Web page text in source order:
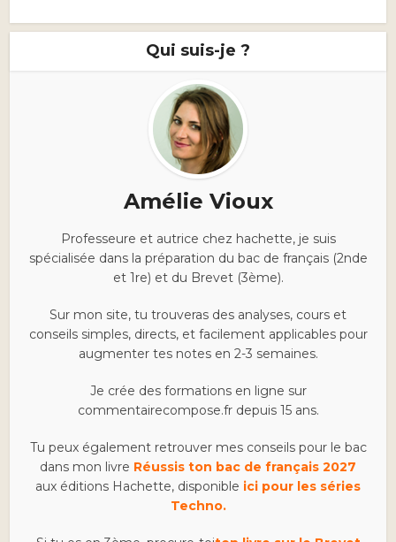
Qui suis-je ?
Amélie Vioux
Professeure et autrice chez hachette, je suis
spécialisée dans la préparation du bac de français (2nde
et 1re) et du Brevet (3ème).
Sur mon site, tu trouveras des analyses, cours et
conseils simples, directs, et facilement applicables pour
augmenter tes notes en 2-3 semaines.
Je crée des formations en ligne sur
commentairecompose.fr depuis 15 ans.
Tu peux également retrouver mes conseils pour le bac
dans mon livre Réussis ton bac de français 2027
aux éditions Hachette, disponible ici pour les séries
Techno.